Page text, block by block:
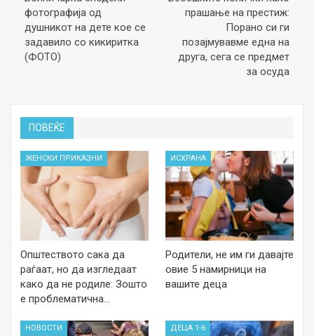
фотографија од
душникот на дете кое се
задавило со кикиритка
(ФОТО)
прашање на престиж:
Порано си ги
позајмувавме една на
друга, сега се предмет
за осуда
ПОВЕЌЕ
ЖЕНСКИ ПРИКАЗНИ
Општеството сака да
раѓаат, но да изгледаат
како да не родиле: Зошто
е проблематична…
ИСХРАНА
Родители, не им ги давајте
овие 5 намирници на
вашите деца
НОВОСТИ ДЕЦА 1-6